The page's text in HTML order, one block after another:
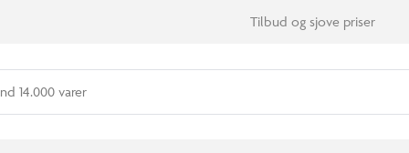
Tilbud og sjove priser
14.000 varer